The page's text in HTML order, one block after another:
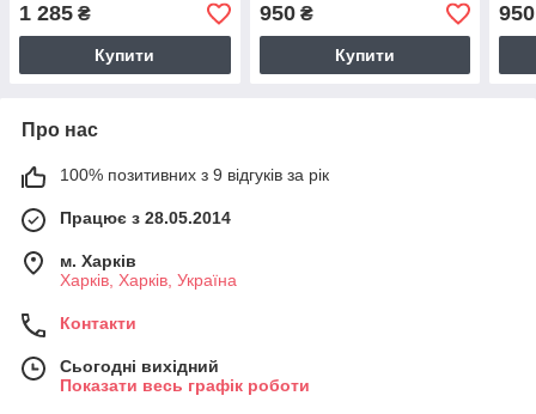
1 285 ₴
Купити
950₴
Купити
950
Про нас
100% позитивних з 9 відгуків за рік
Працює з 28.05.2014
м. Харків
Харків, Харків, Україна
Контакти
Сьогодні вихідний
Показати весь графік роботи